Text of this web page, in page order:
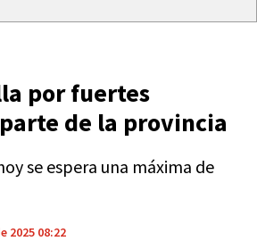
por fuertes
de la provincia
se espera una máxima de
2025 08:22